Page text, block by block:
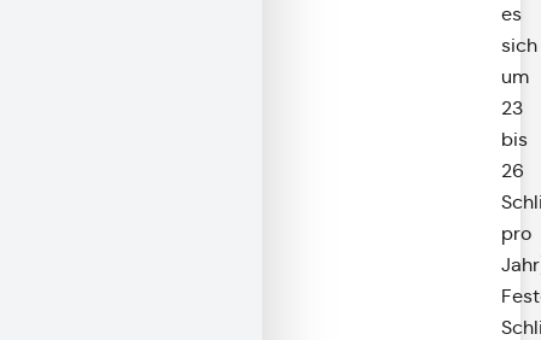
es
sich
um
23
bis
26
pro